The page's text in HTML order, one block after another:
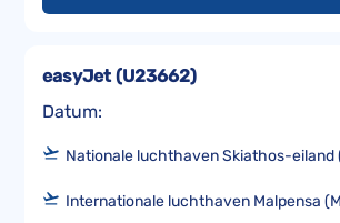
Datum:
easyJet(U23662)
Nationale luchthaven Skiathos-eiland
Internationale luchthaven Malpensa